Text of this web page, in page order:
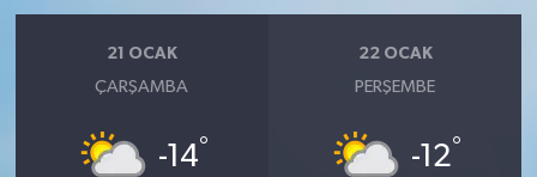
21 OCAK
ÇARŞAMBA
-14°
22 OCAK
PERŞEMBE
-12°